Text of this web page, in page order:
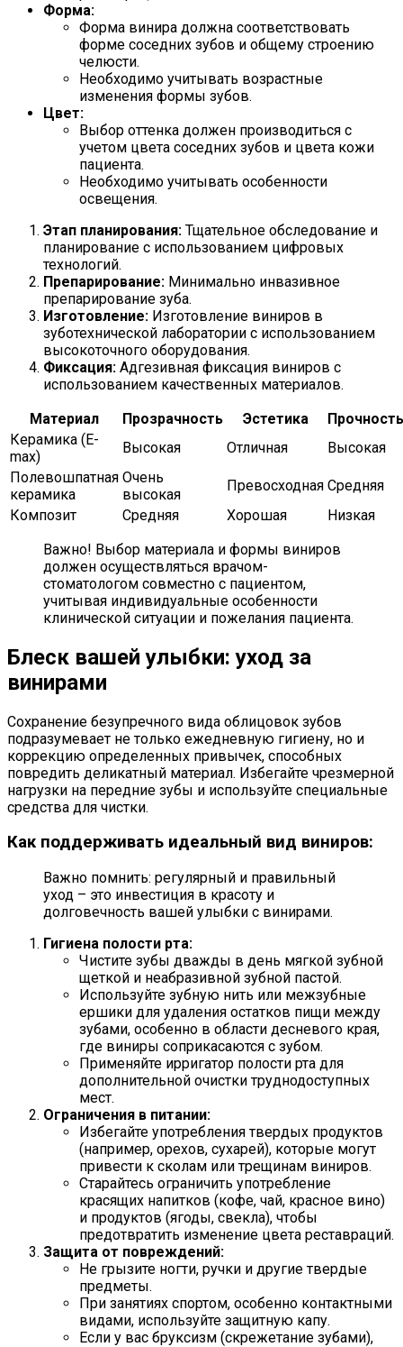
Форма:
Форма винира должна соответствовать
форме соседних зубов и общему строению
челюсти.
Необходимо учитывать возрастные
изменения формы зубов.
Цвет:
Выбор оттенка должен производиться с
учетом цвета соседних зубов и цвета кожи
пациента.
Необходимо учитывать особенности
освещения.
Этап планирования: Тщательное обследование и
планирование с использованием цифровых
технологий.
Препарирование: Минимально инвазивное
препарирование зуба.
Изготовление: Изготовление виниров в
зуботехнической лаборатории с использованием
высокоточного оборудования.
Фиксация: Адгезивная фиксация виниров с
использованием качественных материалов.
Материал
Прозрачность Эстетика
Прочность
Керамика (E-
max)
Высокая Отличная
Высокая
Полевошпатная
керамика
Очень
высокая
Превосходная Средняя
Композит
Средняя Хорошая
Низкая
Важно! Выбор материала и формы виниров
должен осуществляться врачом-
стоматологом совместно с пациентом,
учитывая индивидуальные особенности
клинической ситуации и пожелания пациента.
Блеск вашей улыбки: уход за
винирами
Сохранение безупречного вида облицовок зубов
подразумевает не только ежедневную гигиену, но и
коррекцию определенных привычек, способных
повредить деликатный материал. Избегайте чрезмерной
нагрузки на передние зубы и используйте специальные
средства для чистки.
Как поддерживать идеальный вид виниров:
Важно помнить: регулярный и правильный
уход – это инвестиция в красоту и
долговечность вашей улыбки с винирами.
Гигиена полости рта:
Чистите зубы дважды в день мягкой зубной
щеткой и неабразивной зубной пастой.
Используйте зубную нить или межзубные
ершики для удаления остатков пищи между
зубами, особенно в области десневого края,
где виниры соприкасаются с зубом.
Применяйте ирригатор полости рта для
дополнительной очистки труднодоступных
мест.
Ограничения в питании:
Избегайте употребления твердых продуктов
(например, орехов, сухарей), которые могут
привести к сколам или трещинам виниров.
Старайтесь ограничить употребление
красящих напитков (кофе, чай, красное вино)
и продуктов (ягоды, свекла), чтобы
предотвратить изменение цвета реставраций.
Защита от повреждений:
Не грызите ногти, ручки и другие твердые
предметы.
При занятиях спортом, особенно контактными
видами, используйте защитную капу.
Если у вас бруксизм (скрежетание зубами),